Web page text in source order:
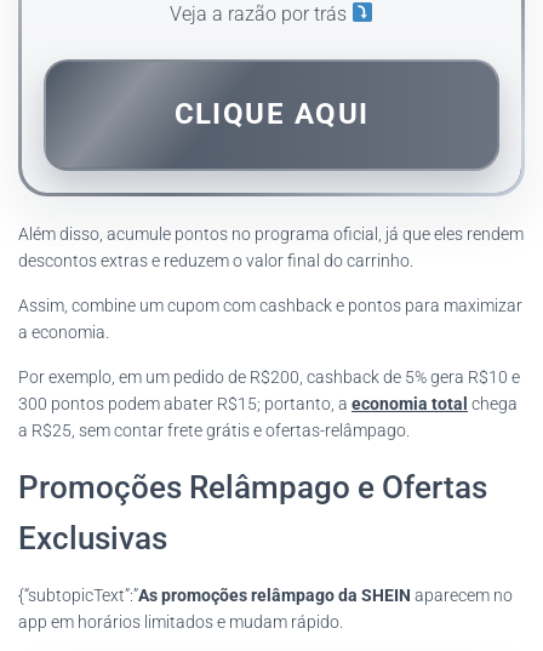
Veja a razão por trás
CLIQUE AQUI
Além disso, acumule pontos no programa oficial, já que eles rendem
descontos extras e reduzem o valor final do carrinho.
Assim, combine um cupom com cashback e pontos para maximizar
a economia.
Por exemplo, em um pedido de R$200, cashback de 5% gera R$10 e
300 pontos podem abater R$15; portanto, a economia total chega
a R$25, sem contar frete grátis e ofertas-relâmpago.
Promoções Relâmpago e Ofertas
Exclusivas
{“subtopicText”:”As promoções relâmpago da SHEIN aparecem no
app em horários limitados e mudam rápido.